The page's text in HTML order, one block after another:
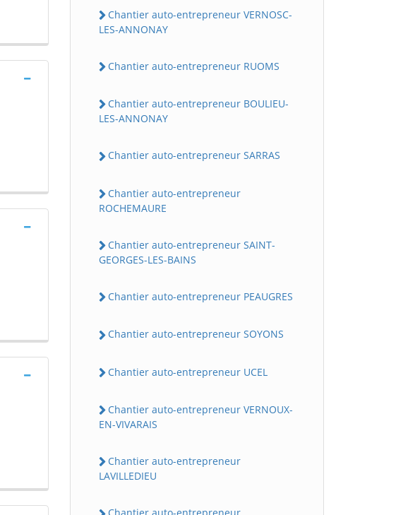
Chantier auto-entrepreneur VERNOSC-
LES-ANNONAY
Chantier auto-entrepreneur RUOMS
Chantier auto-entrepreneur BOULIEU-
LES-ANNONAY
Chantier auto-entrepreneur SARRAS
Chantier auto-entrepreneur
ROCHEMAURE
Chantier auto-entrepreneur SAINT-
GEORGES-LES-BAINS
Chantier auto-entrepreneur PEAUGRES
Chantier auto-entrepreneur SOYONS
Chantier auto-entrepreneur UCEL
Chantier auto-entrepreneur VERNOUX-
EN-VIVARAIS
Chantier auto-entrepreneur
LAVILLEDIEU